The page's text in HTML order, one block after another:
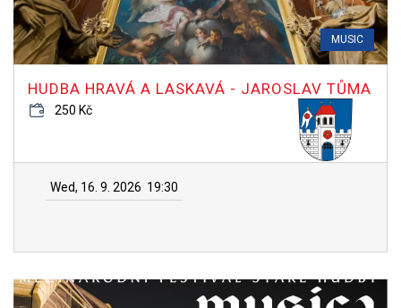
MUSIC
HUDBA HRAVÁ A LASKAVÁ - JAROSLAV TŮMA
250 Kč
Wed, 16. 9. 2026 19:30